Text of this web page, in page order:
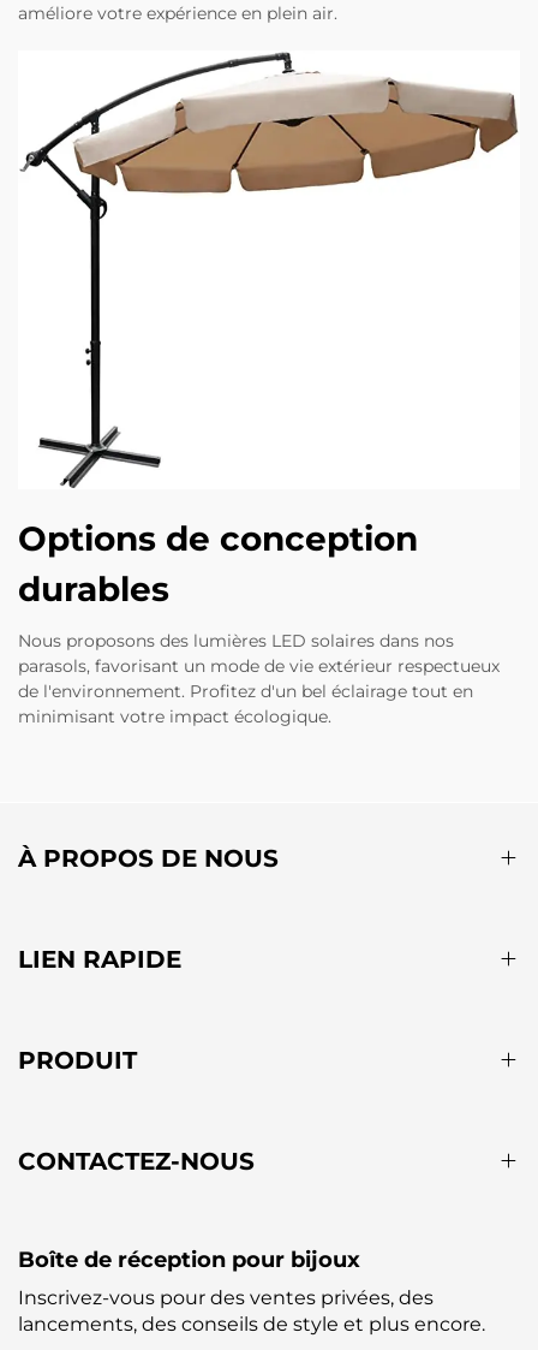
améliore votre expérience en plein air.
Options de conception
durables
Nous proposons des lumières LED solaires dans nos
parasols, favorisant un mode de vie extérieur respectueux
de l'environnement. Profitez d'un bel éclairage tout en
minimisant votre impact écologique.
À PROPOS DE NOUS
LIEN RAPIDE
PRODUIT
CONTACTEZ-NOUS
Boîte de réception pour bijoux
Inscrivez-vous pour des ventes privées, des
lancements, des conseils de style et plus encore.